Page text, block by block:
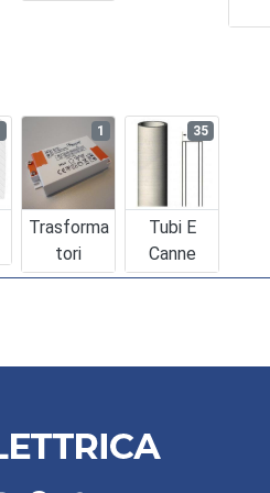
Trasforma
Tori
1
Tubi E
Canne
35